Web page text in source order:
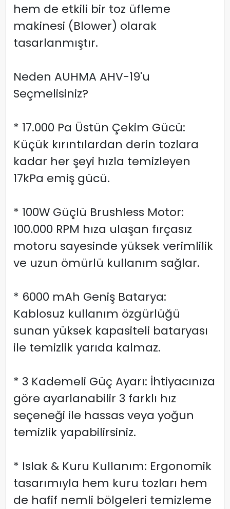
hem de etkili bir toz üfleme
makinesi (Blower) olarak
tasarlanmıştır.
Neden AUHMA AHV-19'u
Seçmelisiniz?
* 17.000 Pa Üstün Çekim Gücü:
Küçük kırıntılardan derin tozlara
kadar her şeyi hızla temizleyen
17kPa emiş gücü.
* 100W Güçlü Brushless Motor:
100.000 RPM hıza ulaşan fırçasız
motoru sayesinde yüksek verimlilik
ve uzun ömürlü kullanım sağlar.
* 6000 mAh Geniş Batarya:
Kablosuz kullanım özgürlüğü
sunan yüksek kapasiteli bataryası
ile temizlik yarıda kalmaz.
* 3 Kademeli Güç Ayarı: İhtiyacınıza
göre ayarlanabilir 3 farklı hız
seçeneği ile hassas veya yoğun
temizlik yapabilirsiniz.
* Islak & Kuru Kullanım: Ergonomik
tasarımıyla hem kuru tozları hem
de hafif nemli bölgeleri temizleme